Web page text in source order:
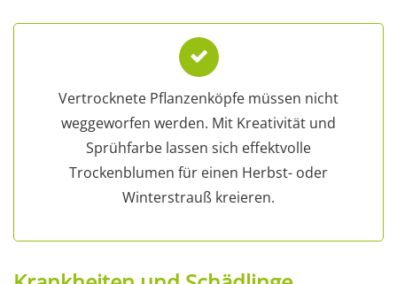
Vertrocknete Pflanzenköpfe müssen nicht
weggeworfen werden. Mit Kreativität und
Sprühfarbe lassen sich effektvolle
Trockenblumen für einen Herbst- oder
Winterstrauß kreieren.